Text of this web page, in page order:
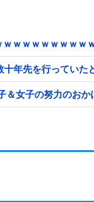
ｗｗｗｗｗｗｗｗ
年先を行っていた
女子の努力のおか